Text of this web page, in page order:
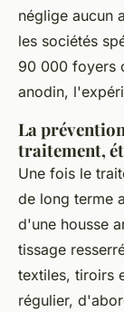
néglige aucun
les sociétés
90 000 foyers
anodin,
La
traitement,
Une fois le
de long terme
d'une housse
tissage
textiles, tiroirs
régulier,